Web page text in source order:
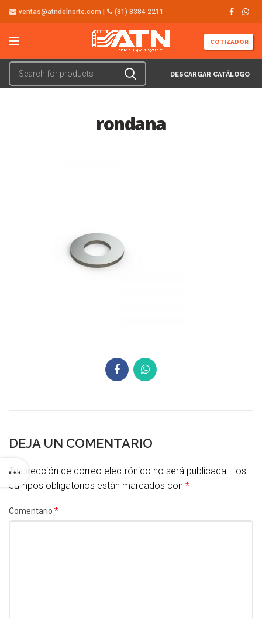
ventas@atndelnorte.com | (81) 8384 2211
COTIZADOR
DESCARGAR CATÁLOGO
rondana
DEJA UN COMENTARIO
Tu dirección de correo electrónico no será publicada. Los
campos obligatorios están marcados con *
Comentario *